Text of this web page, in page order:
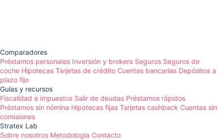
Comparadores
Préstamos personales Inversión y brokers Seguros Seguros de
coche Hipotecas Tarjetas de crédito Cuentas bancarias Depósitos a
plazo fijo
Guías y recursos
Fiscalidad e impuestos Salir de deudas Préstamos rápidos
Préstamos sin nómina Hipotecas fijas Tarjetas cashback Cuentas sin
comisiones
Stratex Lab
Sobre nosotros Metodología Contacto